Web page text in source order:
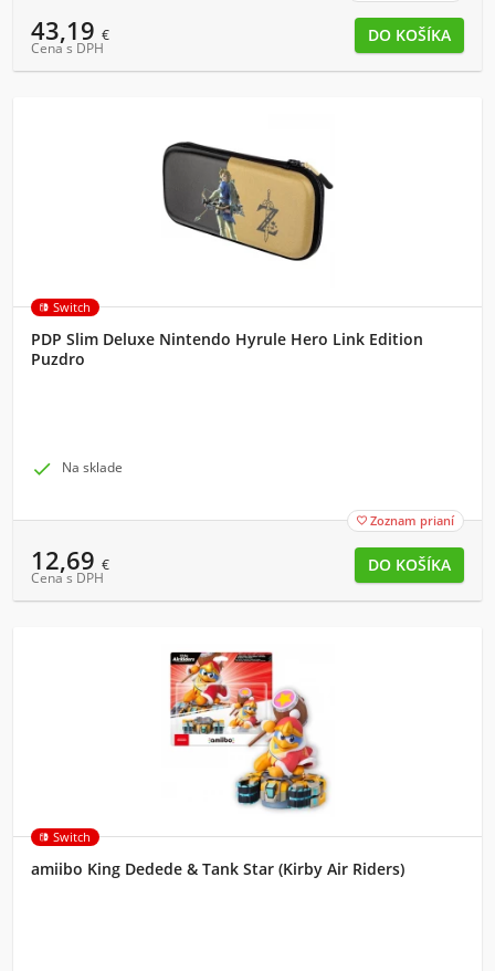
43,19 €
Cena s DPH
Switch
PDP Slim Deluxe Nintendo Hyrule Hero Link Edition
Puzdro
 Na sklade
 Zoznam prianí
12,69 €
Cena s DPH
Switch
amiibo King Dedede & Tank Star (Kirby Air Riders)